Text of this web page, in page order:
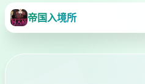
帝国入境所